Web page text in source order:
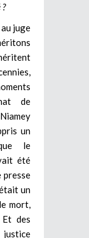
au juge
de
un
le
été
presse
un
mort,
des